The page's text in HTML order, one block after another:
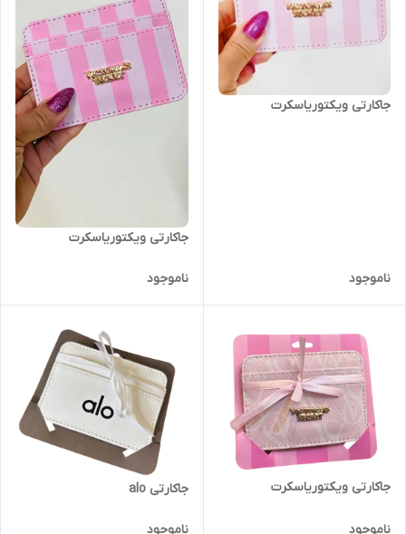
جاکارتی ویکتوریاسکرت
ناموجود
جاکارتی ویکتوریاسکرت
ناموجود
جاکارتی ویکتوریاسکرت
ناموجود
جاکارتی alo
ناموجود